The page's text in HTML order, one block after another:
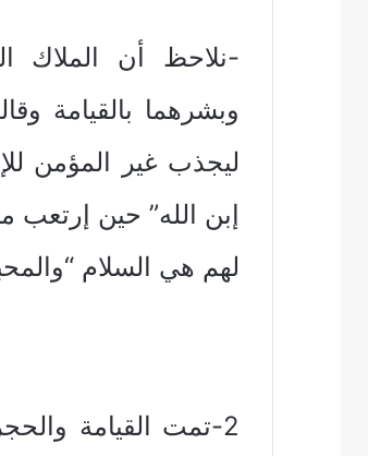
-نلاحظ أن الملاك
وبشرهما بالقيامة
ليجذب غير المؤمن
إبن الله” حين إرتعب
لهم هي السلام “والمحبة
2-تمت القيامة